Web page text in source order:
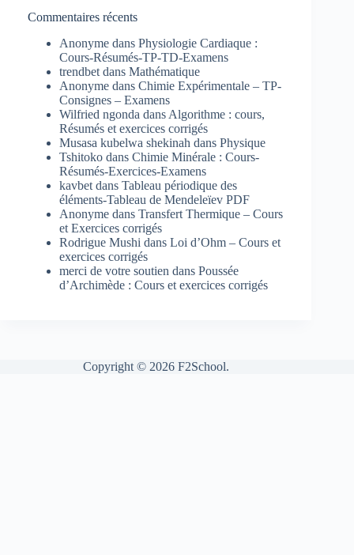
Commentaires récents
Anonyme dans Physiologie Cardiaque :
Cours-Résumés-TP-TD-Examens
trendbet dans Mathématique
Anonyme dans Chimie Expérimentale – TP-
Consignes – Examens
Wilfried ngonda dans Algorithme : cours,
Résumés et exercices corrigés
Musasa kubelwa shekinah dans Physique
Tshitoko dans Chimie Minérale : Cours-
Résumés-Exercices-Examens
kavbet dans Tableau périodique des
éléments-Tableau de Mendeleïev PDF
Anonyme dans Transfert Thermique – Cours
et Exercices corrigés
Rodrigue Mushi dans Loi d’Ohm – Cours et
exercices corrigés
merci de votre soutien dans Poussée
d’Archimède : Cours et exercices corrigés
Copyright © 2026 F2School.